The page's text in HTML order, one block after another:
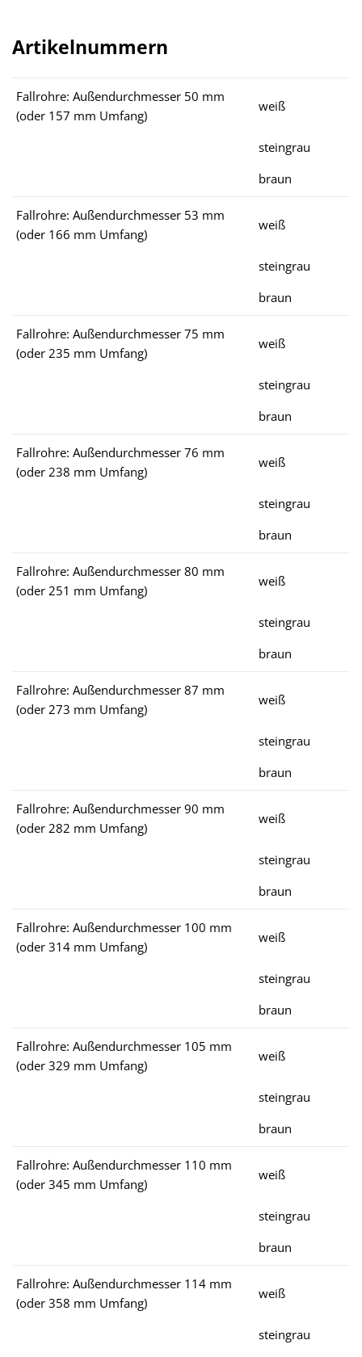
Artikelnummern
Fallrohre: Außendurchmesser 50 mm
(oder 157 mm Umfang)
weiß
steingrau
braun
Fallrohre: Außendurchmesser 53 mm
(oder 166 mm Umfang)
weiß
steingrau
braun
Fallrohre: Außendurchmesser 75 mm
(oder 235 mm Umfang)
weiß
steingrau
braun
Fallrohre: Außendurchmesser 76 mm
(oder 238 mm Umfang)
weiß
steingrau
braun
Fallrohre: Außendurchmesser 80 mm
(oder 251 mm Umfang)
weiß
steingrau
braun
Fallrohre: Außendurchmesser 87 mm
(oder 273 mm Umfang)
weiß
steingrau
braun
Fallrohre: Außendurchmesser 90 mm
(oder 282 mm Umfang)
weiß
steingrau
braun
Fallrohre: Außendurchmesser 100 mm
(oder 314 mm Umfang)
weiß
steingrau
braun
Fallrohre: Außendurchmesser 105 mm
(oder 329 mm Umfang)
weiß
steingrau
braun
Fallrohre: Außendurchmesser 110 mm
(oder 345 mm Umfang)
weiß
steingrau
braun
Fallrohre: Außendurchmesser 114 mm
(oder 358 mm Umfang)
weiß
steingrau